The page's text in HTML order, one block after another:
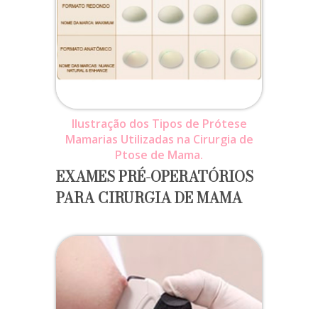
Ilustração dos Tipos de Prótese
Mamarias Utilizadas na Cirurgia de
Ptose de Mama.
EXAMES PRÉ-OPERATÓRIOS
PARA CIRURGIA DE MAMA